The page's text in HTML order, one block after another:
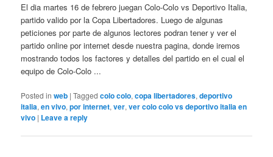
El dia martes 16 de febrero juegan Colo-Colo vs Deportivo Italia,
partido valido por la Copa Libertadores. Luego de algunas
peticiones por parte de algunos lectores podran tener y ver el
partido online por internet desde nuestra pagina, donde iremos
mostrando todos los factores y detalles del partido en el cual el
equipo de Colo-Colo ...
Posted in web |Tagged colo colo,copa libertadores,deportivo
italia,en vivo,por internet,ver,ver colo colo vs deportivo italia en
vivo | Leave a reply